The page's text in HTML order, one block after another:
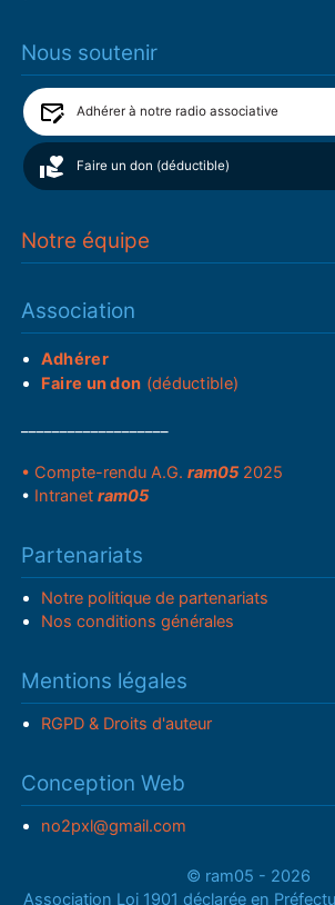
Nous soutenir
Adhérer à notre radio associative
Faire un don (déductible)
Notre équipe
Association
Adhérer
Faire un don (déductible)
• Compte-rendu A.G.ram05 2025
• Intranetram05
Partenariats
Notre politique de partenariats
Nos conditions générales
Mentions légales
RGPD & Droits d'auteur
Conception Web
no2pxl@gmail.com
© ram05 - 2026
Association Loi 1901 déclarée en